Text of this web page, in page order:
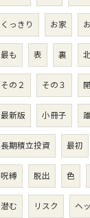
くっきり お家
最も 表 裏
その２ その３
最新版 小冊子
長期積立投資 最初
呪縛 脱出 色
潜む リスク ヘ